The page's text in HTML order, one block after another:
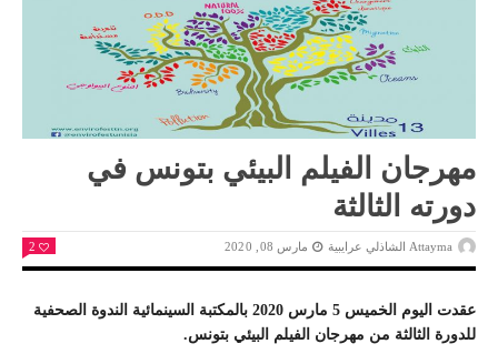
مهرجان الفيلم البيئي بتونس في
دورته الثالثة
Attayma الشاذلي عرايبية مارس 08, 2020 2
عقدت اليوم الخميس 5 مارس 2020 بالمكتبة السينمائية الندوة الصحفية
للدورة الثالثة من مهرجان الفيلم البيئي بتونس.